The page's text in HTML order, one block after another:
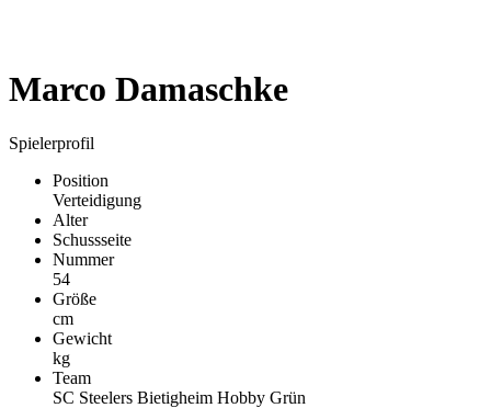
Marco Damaschke
Spielerprofil
Position
Verteidigung
Alter
Schussseite
Nummer
54
Größe
cm
Gewicht
kg
Team
SC Steelers Bietigheim Hobby Grün